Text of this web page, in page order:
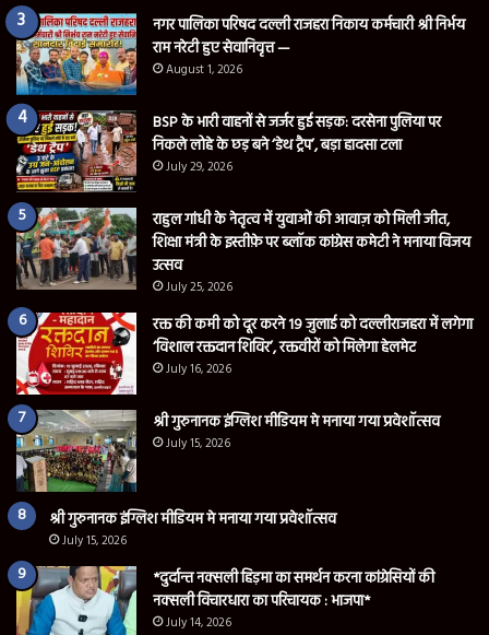
नगर पालिका परिषद दल्ली राजहरा निकाय कर्मचारी श्री निर्भय
राम नरेटी हुए सेवानिवृत्त —
August 1, 2026
BSP के भारी वाहनों से जर्जर हुई सड़क: दरसेना पुलिया पर
निकले लोहे के छड़ बने ‘डेथ ट्रैप’, बड़ा हादसा टला
July 29, 2026
राहुल गांधी के नेतृत्व में युवाओं की आवाज़ को मिली जीत,
शिक्षा मंत्री के इस्तीफ़े पर ब्लॉक कांग्रेस कमेटी ने मनाया विजय
उत्सव
July 25, 2026
रक्त की कमी को दूर करने 19 जुलाई को दल्लीराजहरा में लगेगा
‘विशाल रक्तदान शिविर’, रक्तवीरों को मिलेगा हेलमेट
July 16, 2026
श्री गुरुनानक इंग्लिश मीडियम मे मनाया गया प्रवेशॉत्सव
July 15, 2026
श्री गुरुनानक इंग्लिश मीडियम मे मनाया गया प्रवेशॉत्सव
July 15, 2026
*दुर्दान्त नक्सली हिड़मा का समर्थन करना कांग्रेसियों की
नक्सली विचारधारा का परिचायक : भाजपा*
July 14, 2026